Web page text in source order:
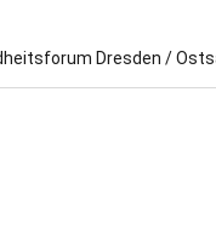
Dresden /